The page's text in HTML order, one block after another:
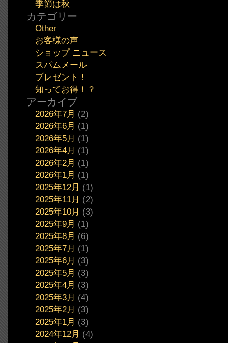
季節は秋
カテゴリー
Other
お客様の声
ショップ ニュース
スパムメール
プレゼント！
知ってお得！？
アーカイブ
2026年7月 (2)
2026年6月 (1)
2026年5月 (1)
2026年4月 (1)
2026年2月 (1)
2026年1月 (1)
2025年12月 (1)
2025年11月 (2)
2025年10月 (3)
2025年9月 (1)
2025年8月 (6)
2025年7月 (1)
2025年6月 (3)
2025年5月 (3)
2025年4月 (3)
2025年3月 (4)
2025年2月 (3)
2025年1月 (3)
2024年12月 (4)